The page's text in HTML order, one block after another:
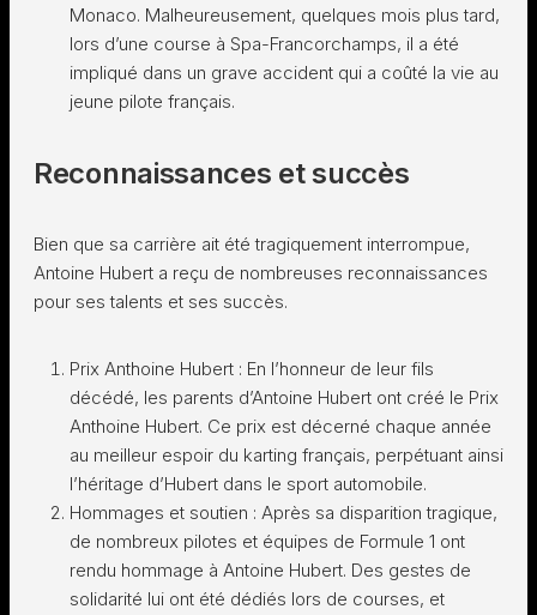
Monaco. Malheureusement, quelques mois plus tard,
lors d’une course à Spa-Francorchamps, il a été
impliqué dans un grave accident qui a coûté la vie au
jeune pilote français.
Reconnaissances et succès
Bien que sa carrière ait été tragiquement interrompue,
Antoine Hubert a reçu de nombreuses reconnaissances
pour ses talents et ses succès.
Prix Anthoine Hubert : En l’honneur de leur fils
décédé, les parents d’Antoine Hubert ont créé le Prix
Anthoine Hubert. Ce prix est décerné chaque année
au meilleur espoir du karting français, perpétuant ainsi
l’héritage d’Hubert dans le sport automobile.
Hommages et soutien : Après sa disparition tragique,
de nombreux pilotes et équipes de Formule 1 ont
rendu hommage à Antoine Hubert. Des gestes de
solidarité lui ont été dédiés lors de courses, et